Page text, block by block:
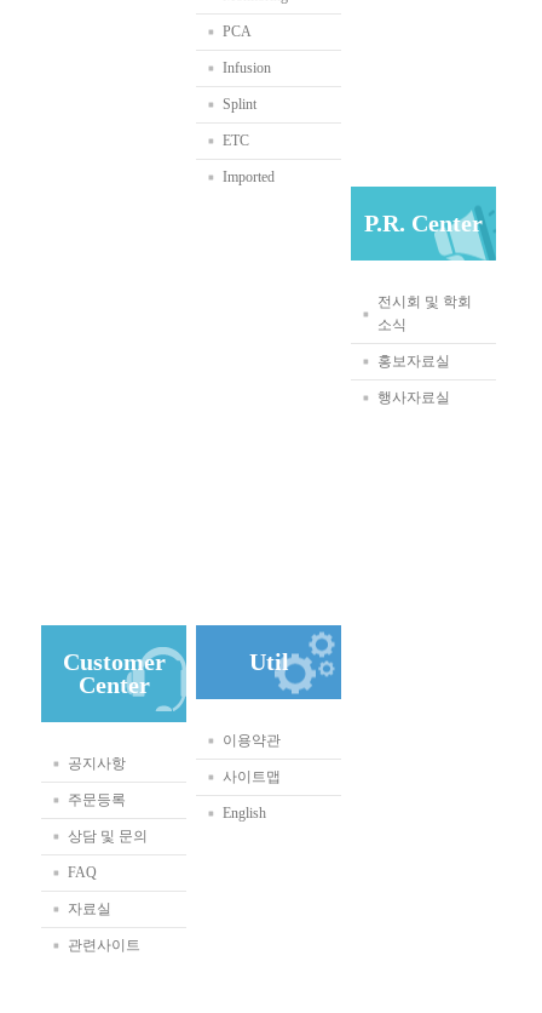
PCA
Infusion
Splint
ETC
Imported
P.R. Center
전시회 및 학회
소식
홍보자료실
행사자료실
Customer
Center
공지사항
주문등록
상담 및 문의
FAQ
자료실
관련사이트
Util
이용약관
사이트맵
English